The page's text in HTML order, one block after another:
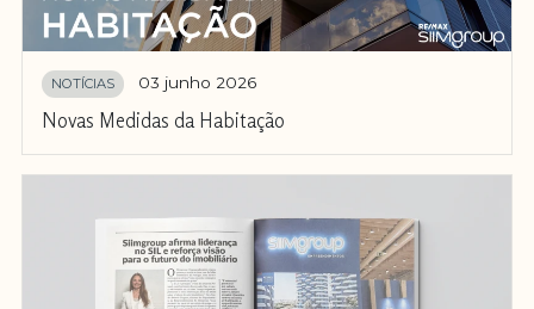
NOTÍCIAS 03 junho 2026
Novas Medidas da Habitação